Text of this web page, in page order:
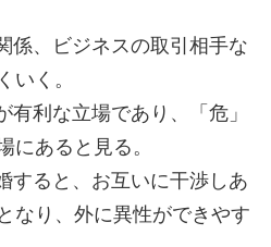
係、ビジネスの取引相手な
いく。
利な立場であり、「危」
にあると見る。
すると、お互いに干渉しあ
なり、外に異性ができやす